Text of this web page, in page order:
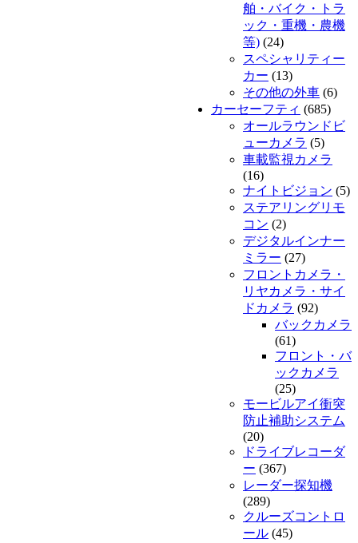
舶・バイク・トラ
ック・重機・農機
等) (24)
スペシャリティー
カー (13)
その他の外車 (6)
カーセーフティ (685)
オールラウンドビ
ューカメラ (5)
車載監視カメラ
(16)
ナイトビジョン (5)
ステアリングリモ
コン (2)
デジタルインナー
ミラー (27)
フロントカメラ・
リヤカメラ・サイ
ドカメラ (92)
バックカメラ
(61)
フロント・バ
ックカメラ
(25)
モービルアイ衝突
防止補助システム
(20)
ドライブレコーダ
ー (367)
レーダー探知機
(289)
クルーズコントロ
ール (45)